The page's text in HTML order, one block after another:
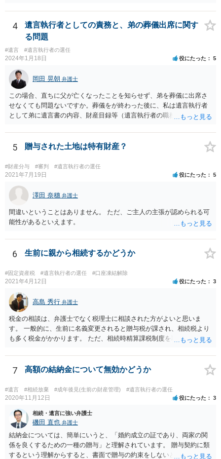
4
遺言執行者としての責務と、弟の葬儀出席に関す
る問題
#遺言 #遺言執行者の選任
2024年1月18日 役にたった 5
岡田 晃朝 弁護士
この場合、直ちに父が亡くなったことを知らせず、弟を葬儀に出席さ
せなくても問題ないですか。葬儀をが終わった後に、私は遺言執行者
として弟に遺言書の内容、財産目録等（遺言執行者の職務）を知らせ
るかは喪主の自由です。 呼ばなくてもかまいません。 そもそも、そう
いう法律関係にありません。 遺言の内容と遺産の総額の通知、公正証
で、対応しましょう。 そのあとは遺留分の請求などがあればそれへの
対応となるでしょう。
5 贈与された土地は特有財産？
#財産分与 #審判 #遺言執行者の選任
2021年7月19日 役にたった 5
澤田 奈穗 弁護士
間違いということはありません。 ただ、ご主人の主張が認められる可
能性があるといえます。
6 生前に親から相続するかどうか
#固定資産税 #遺言執行者の選任 #口座凍結解除
2021年4月12日 役にたった 3
高島 秀行 弁護士
税金の相談は、弁護士でなく税理士に相談された方がよいと思いま
す。 一般的に、生前に名義変更されると贈与税が課され、相続税より
も多く税金がかかります。 ただ、相続時精算課税制度を取れば、実質
ういう場合にどれくらい税金がかかるか計算してもらって どういう方
針を取るか決められたらよいと思います。
7 高額の結納金について無効かどうか
#遺言 #相続放棄 #成年後見(生前の財産管理) #遺言執行者の選任
2020年11月12日 役にたった 3
相続・遺言に強い弁護士
磯田 直也 弁護士
結納金については、簡単にいうと、「婚約成立の証であり、両家の関
係を良くするための一種の贈与」と理解されています。 贈与契約に類
するという理解からすると、書面で贈与の約束をしないと相手方は支